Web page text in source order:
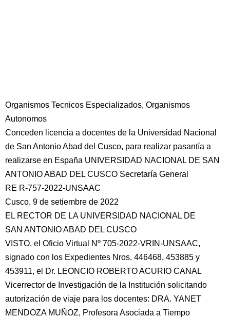
Organismos Tecnicos Especializados, Organismos
Autonomos
Conceden licencia a docentes de la Universidad Nacional
de San Antonio Abad del Cusco, para realizar pasantía a
realizarse en España UNIVERSIDAD NACIONAL DE SAN
ANTONIO ABAD DEL CUSCO Secretaría General
RE R-757-2022-UNSAAC
Cusco, 9 de setiembre de 2022
EL RECTOR DE LA UNIVERSIDAD NACIONAL DE
SAN ANTONIO ABAD DEL CUSCO
VISTO, el Oficio Virtual Nº 705-2022-VRIN-UNSAAC,
signado con los Expedientes Nros. 446468, 453885 y
453911, el Dr. LEONCIO ROBERTO ACURIO CANAL
Vicerrector de Investigación de la Institución solicitando
autorización de viaje para los docentes: DRA. YANET
MENDOZA MUÑOZ, Profesora Asociada a Tiempo